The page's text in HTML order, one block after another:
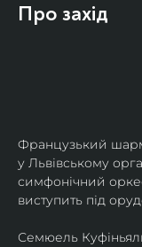
Про захід
Французький
у Львівському
симфонічний
виступить під
Семюель